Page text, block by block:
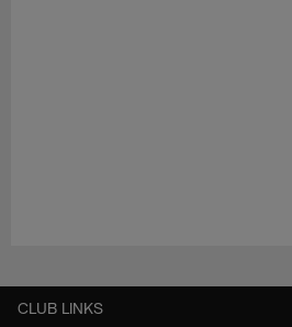
CLUB LINKS